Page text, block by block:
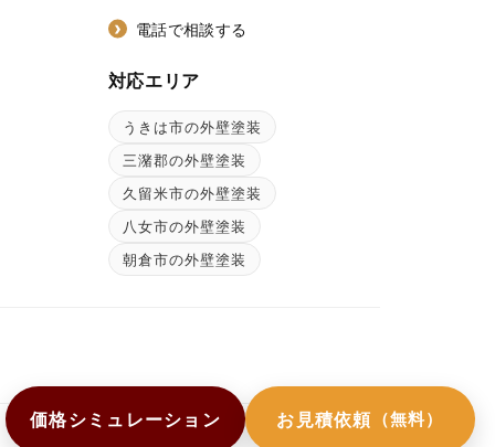
価格シミュレーション お見積依頼 （無料）
電話で相談する
対応エリア
うきは市の外壁塗装
三潴郡の外壁塗装
久留米市の外壁塗装
八女市の外壁塗装
朝倉市の外壁塗装
店舗トップへ